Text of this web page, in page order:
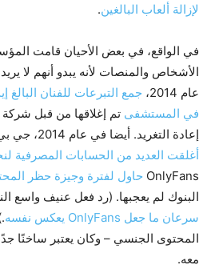
لإزالة ألعاب البالغين.
في الواقع، في بعض الأحيان قامت
الأشخاص والمنصات لأنه يبدو أنهم لا
عام 2014،
جمع التبرعات للفنان البالغ
في المستشفى
إعادة التغريد. أيضا في عام 2014، جي بي مورغان تشيس فجأة
أغلقت العديد من الحسابات المصرفية
OnlyFans حاول لفترة وجيزة حظر
البنوك لم يعجبها. (رد فعل عنيف واسع
سرعان ما جعل OnlyFans يعكس نفسه
المحتوى الجنسي – وكان يعتبر ساخنًا
معه.